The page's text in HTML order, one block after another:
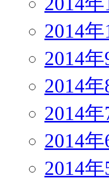
2014年
2014年
2014年
2014年
2014年
2014年